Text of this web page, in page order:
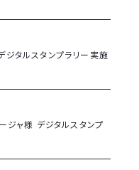
タルスタンプラリー実施
ジャ様 デジタルスタンプ